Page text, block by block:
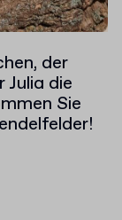
der
Julia die
Sie